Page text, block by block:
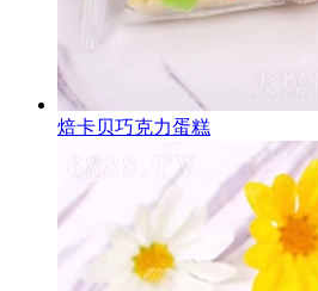
焙卡贝巧克力蛋糕